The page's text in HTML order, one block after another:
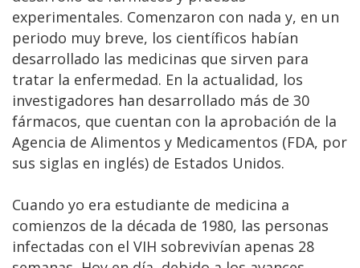
experimentales. Comenzaron con nada y, en un
periodo muy breve, los científicos habían
desarrollado las medicinas que sirven para
tratar la enfermedad. En la actualidad, los
investigadores han desarrollado más de 30
fármacos, que cuentan con la aprobación de la
Agencia de Alimentos y Medicamentos (FDA, por
sus siglas en inglés) de Estados Unidos.
Cuando yo era estudiante de medicina a
comienzos de la década de 1980, las personas
infectadas con el VIH sobrevivían apenas 28